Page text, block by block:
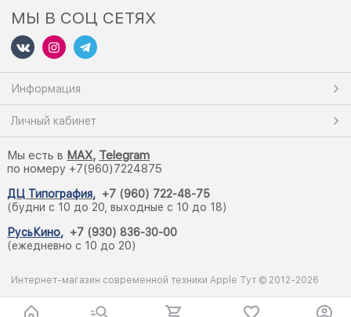
МЫ В СОЦ СЕТЯХ
Информация
Личный кабинет
Мы есть в MAX, Telegram
по номеру +7(960)7224875
ДЦ Типография, +7 (960) 722-48-75
(будни с 10 до 20, выходные с 10 до 18)
РусьКино, +7 (930) 836-30-00
(ежедневно с 10 до 20)
Интернет-магазин современной техники Apple Тут © 2012-2026